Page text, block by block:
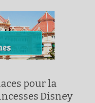
pour la
Disney